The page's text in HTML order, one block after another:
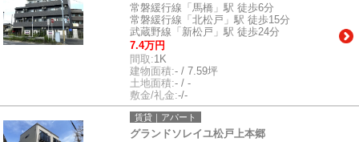
常磐緩行線「馬橋」駅 徒歩6分
常磐緩行線「北松戸」駅 徒歩15分
武蔵野線「新松戸」駅 徒歩24分
7.4万円
間取:1K
建物面積:- / 7.59坪
土地面積:- / -
敷金/礼金:-/-
賃貸｜アパート
グランドソレイユ松戸上本郷